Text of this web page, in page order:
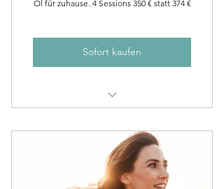
Öl für zuhause. 4 Sessions 350 € statt 374 €
Sofort kaufen
Live
Ganzheitliche Ausgleichs-Massage
Live